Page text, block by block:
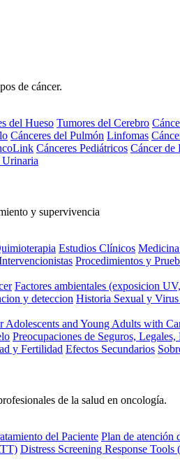
de cáncer.
del Hueso Tumores del Cerebro
Cánceres del Pulmón Linfomas
Cánceres Pediátricos Cáncer de
Urinaria
y supervivencia
Estudios Clínicos
Procedimientos y
Factores ambientales (exposicion
y deteccion Historia Sexual y
Adolescents and Young Adults with
Preocupaciones de Seguros,
y Fertilidad Efectos Secundarios
de la salud en oncología.
del Paciente Plan de atención
Distress Screening Response Tools